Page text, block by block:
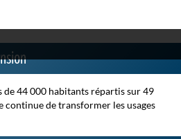
de 44 000 habitants répartis sur 49
continue de transformer les usages